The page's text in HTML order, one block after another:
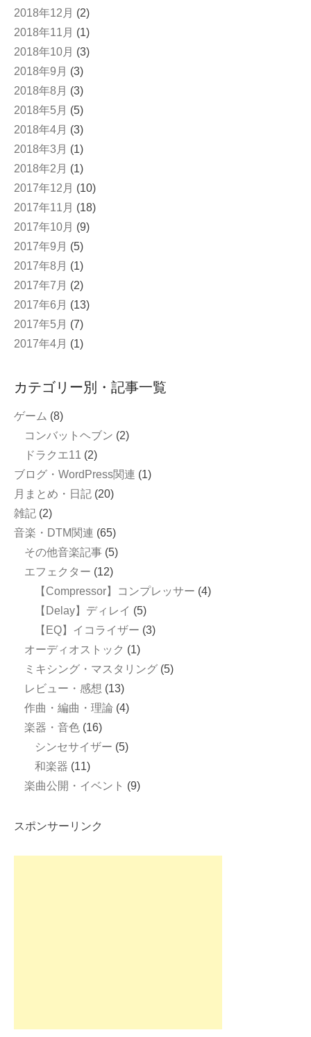
2018年12月 (2)
2018年11月 (1)
2018年10月 (3)
2018年9月 (3)
2018年8月 (3)
2018年5月 (5)
2018年4月 (3)
2018年3月 (1)
2018年2月 (1)
2017年12月 (10)
2017年11月 (18)
2017年10月 (9)
2017年9月 (5)
2017年8月 (1)
2017年7月 (2)
2017年6月 (13)
2017年5月 (7)
2017年4月 (1)
カテゴリー別・記事一覧
ゲーム (8)
コンバットヘブン (2)
ドラクエ11 (2)
ブログ・WordPress関連 (1)
月まとめ・日記 (20)
雑記 (2)
音楽・DTM関連 (65)
その他音楽記事 (5)
エフェクター (12)
【Compressor】コンプレッサー (4)
【Delay】ディレイ (5)
【EQ】イコライザー (3)
オーディオストック (1)
ミキシング・マスタリング (5)
レビュー・感想 (13)
作曲・編曲・理論 (4)
楽器・音色 (16)
シンセサイザー (5)
和楽器 (11)
楽曲公開・イベント (9)
スポンサーリンク